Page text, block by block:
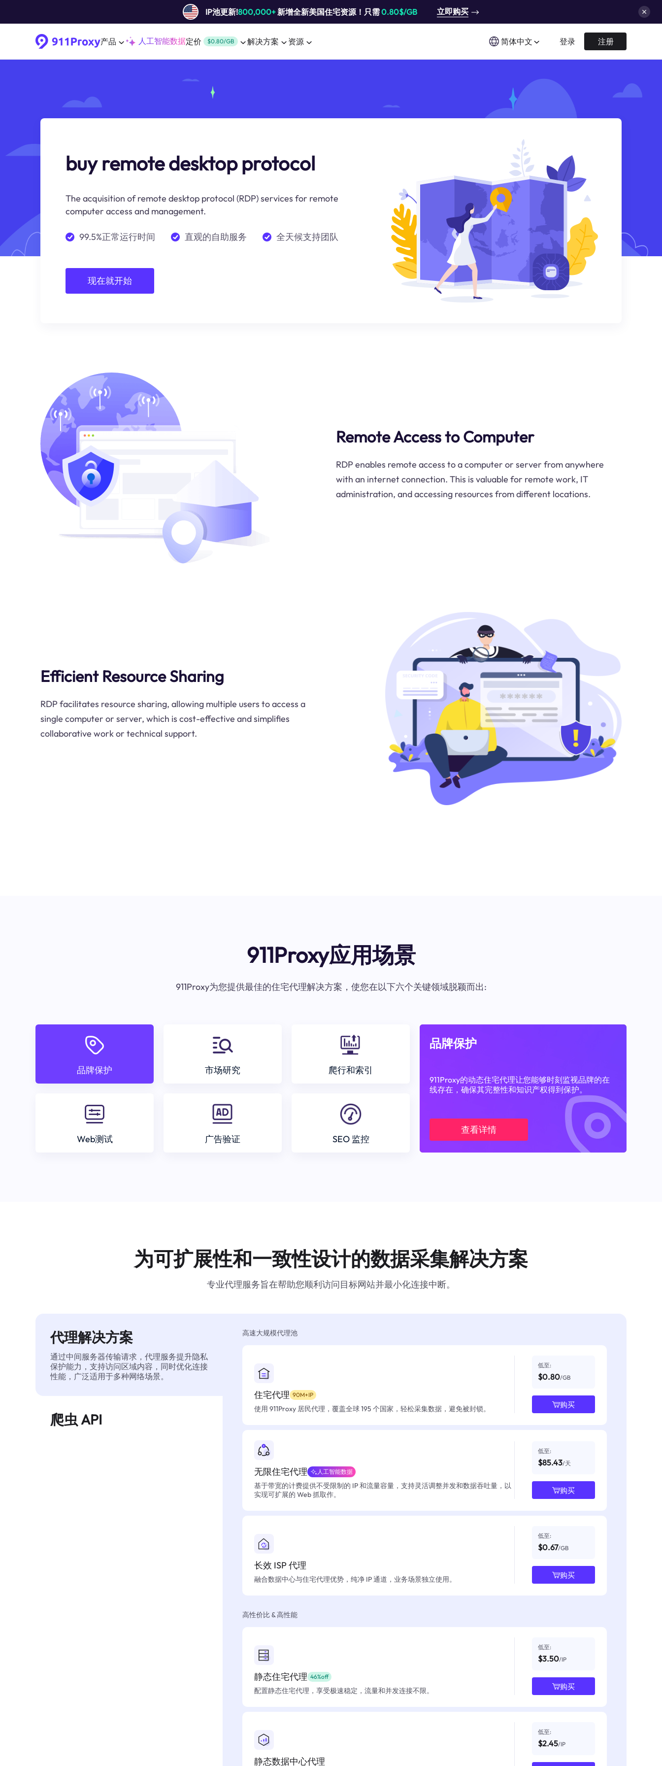
IP池更新!800,000+新增全新美国住宅资源！只需0.80$/GB 立即购买
产品 人工智能数据定价 $0.80/GB 解决方案 资源 简体中文 登录 注册
buy remote desktop protocol
The acquisition of remote desktop protocol (RDP) services for remote
computer access and management.
99.5%正常运行时间 直观的自助服务 全天候支持团队
现在就开始
Remote Access to Computer
RDP enables remote access to a computer or server from anywhere
with an internet connection. This is valuable for remote work, IT
administration, and accessing resources from different locations.
Efficient Resource Sharing
RDP facilitates resource sharing, allowing multiple users to access a
single computer or server, which is cost-effective and simplifies
collaborative work or technical support.
911Proxy应用场景
911Proxy为您提供最佳的住宅代理解决方案，使您在以下六个关键领域脱颖而出:
品牌保护 市场研究 爬行和索引
Web测试 广告验证 SEO 监控
品牌保护
911Proxy的动态住宅代理让您能够时刻监视品牌的在
线存在，确保其完整性和知识产权得到保护。
查看详情
为可扩展性和一致性设计的数据采集解决方案
专业代理服务旨在帮助您顺利访问目标网站并最小化连接中断。
代理解决方案
通过中间服务器传输请求，代理服务提升隐私
保护能力，支持访问区域内容，同时优化连接
性能，广泛适用于多种网络场景。
爬虫 API
高速大规模代理池
住宅代理 90M+IP
使用 911Proxy 居民代理，覆盖全球 195 个国家，轻松采集数据，避免被封锁。
低至:
$0.80/GB
购买
无限住宅代理 人工智能数据
基于带宽的计费提供不受限制的 IP 和流量容量，支持灵活调整并发和数据吞吐量，以
实现可扩展的 Web 抓取作。
低至:
$85.43/天
购买
长效 ISP 代理
融合数据中心与住宅代理优势，纯净 IP 通道，业务场景独立使用。
低至:
$0.67/GB
购买
高性价比 & 高性能
静态住宅代理 46%off
配置静态住宅代理，享受极速稳定，流量和并发连接不限。
低至:
$3.50/IP
购买
静态数据中心代理
低至:
$2.45/IP